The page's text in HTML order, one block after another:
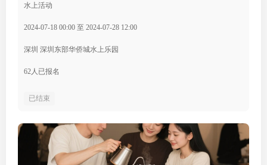
水上活动
2024-07-18 00:00 至 2024-07-28 12:00
深圳 深圳东部华侨城水上乐园
62人已报名
已结束